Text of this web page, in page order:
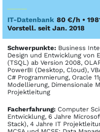
IT-Datenbank 80 €/h •
Vorstell. seit Jan. 2018
Schwerpunkte: Business
Design und Entwicklung von
(TSQL) ab Version 2008,
PowerBI (Desktop, Cloud),
C# Programmierung, Oracle
Modellierung, Dimensionale
Projektleitung
Facher­fahrung: Computer
Entwicklung, 6 Jahre
Stack), 4 Jahre IT